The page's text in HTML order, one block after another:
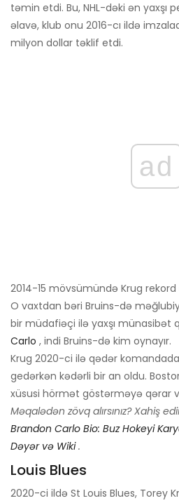
təmin etdi. Bu, NHL-dəki ən yaxşı
əlavə, klub onu 2016-cı ildə
milyon dollar təklif etdi.
ad
2014-15 mövsümündə Krug
O vaxtdan bəri Bruins-də
bir müdafiəçi ilə yaxşı münasibət
Carlo , indi Bruins-də kim oynayır.
Krug 2020-ci ilə qədər
gedərkən kədərli bir an oldu.
xüsusi hörmət göstərməyə qərar
Məqalədən zövq alırsınız? Xahiş
Brandon Carlo Bio: Buz Hokeyi
Dəyər və Wiki.
Louis Blues
2020-ci ildə St Louis Blues, Torey